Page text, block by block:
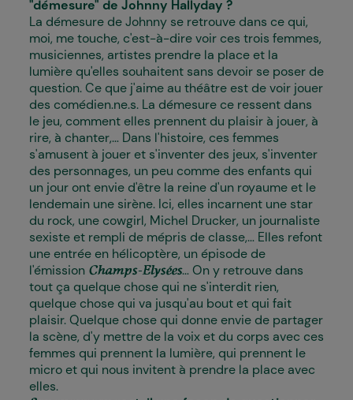
"démesure" de Johnny Hallyday ?
La démesure de Johnny se retrouve dans ce qui,
moi, me touche, c'est-à-dire voir ces trois femmes,
musiciennes, artistes prendre la place et la
lumière qu'elles souhaitent sans devoir se poser de
question. Ce que j'aime au théâtre est de voir jouer
des comédien.ne.s. La démesure ce ressent dans
le jeu, comment elles prennent du plaisir à jouer, à
rire, à chanter,... Dans l'histoire, ces femmes
s'amusent à jouer et s'inventer des jeux, s'inventer
des personnages, un peu comme des enfants qui
un jour ont envie d'être la reine d'un royaume et le
lendemain une sirène. Ici, elles incarnent une star
du rock, une cowgirl, Michel Drucker, un journaliste
sexiste et rempli de mépris de classe,... Elles refont
une entrée en hélicoptère, un épisode de
l'émission Champs-Elysées... On y retrouve dans
tout ça quelque chose qui ne s'interdit rien,
quelque chose qui va jusqu'au bout et qui fait
plaisir. Quelque chose qui donne envie de partager
la scène, d'y mettre de la voix et du corps avec ces
femmes qui prennent la lumière, qui prennent le
micro et qui nous invitent à prendre la place avec
elles.